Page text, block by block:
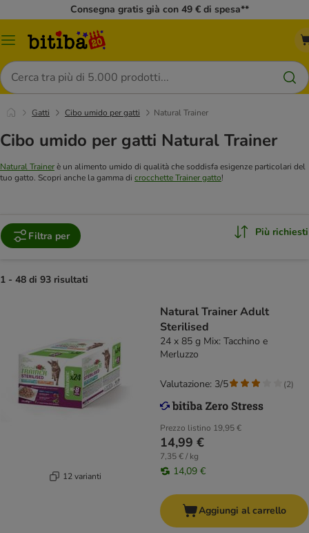
Consegna gratis già con 49 € di spesa**
Overview
Cerca
Gatti Cibo umido per gatti Natural Trainer
Cibo umido per gatti Natural Trainer
Natural Trainerè un alimento umido di qualità che soddisfa esigenze particolari del
tuo gatto. Scopri anche la gamma di crocchette Trainer gatto!
Filtra per Più richiesti
1 - 48 di 93 risultati
12 varianti
Natural Trainer Adult
Sterilised
24 x 85 g Mix: Tacchino e
Merluzzo
Prezzo listino 19,95 €
14,99 €
7,35 € / kg
14,09 €
Valutazione: 3/5 (2)
Aggiungi al carrello